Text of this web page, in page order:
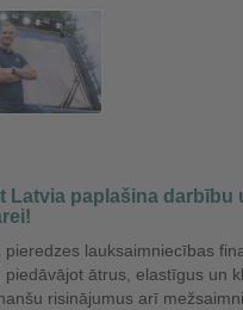
Latvia paplašina darbību
pieredzes lauksaimniecības
piedāvājot ātrus, elastīgus un
risinājumus arī